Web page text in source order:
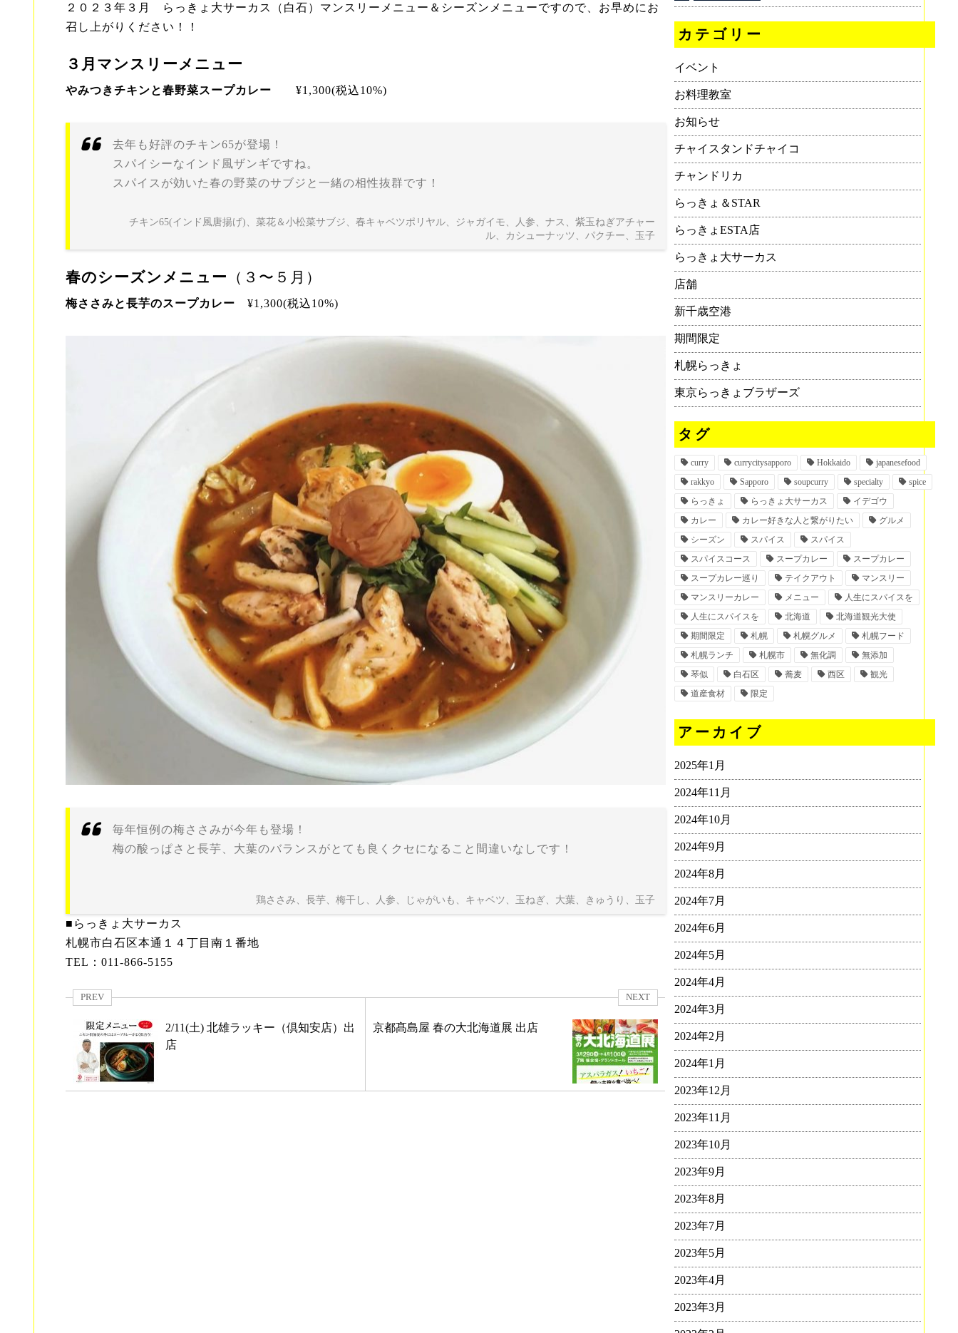
２０２３年３月 らっきょ大サーカス（白石）マンスリーメニュー＆シーズンメニューですので、お早めにお
召し上がりください！！
３月マンスリーメニュー
やみつきチキンと春野菜スープカレー ¥1,300(税込10%)
去年も好評のチキン65が登場！
スパイシーなインド風ザンギですね。
スパイスが効いた春の野菜のサブジと一緒の相性抜群です！
チキン65(インド風唐揚げ)、菜花＆小松菜サブジ、春キャベツポリヤル、ジャガイモ、人参、ナス、紫玉ねぎアチャー
ル、カシューナッツ、パクチー、玉子
春のシーズンメニュー （３〜５月）
梅ささみと長芋のスープカレー ¥1,300(税込10%)
毎年恒例の梅ささみが今年も登場！
梅の酸っぱさと長芋、大葉のバランスがとても良くクセになること間違いなしです！
鶏ささみ、長芋、梅干し、人参、じゃがいも、キャベツ、玉ねぎ、大葉、きゅうり、玉子
■らっきょ大サーカス
札幌市白石区本通１４丁目南１番地
TEL：011-866-5155
PREV
2/11(土) 北雄ラッキー（倶知安店）出
店
NEXT
京都髙島屋 春の大北海道展 出店
カテゴリー
イベント
お料理教室
お知らせ
チャイスタンドチャイコ
チャンドリカ
らっきょ＆STAR
らっきょESTA店
らっきょ大サーカス
店舗
新千歳空港
期間限定
札幌らっきょ
東京らっきょブラザーズ
タグ
curry currycitysapporo Hokkaido
japanesefood
rakkyo
Sapporo soupcurry specialty
spice
らっきょ
らっきょ大サーカス
イデゴウ
カレー
カレー好きな人と繋がりたい
グルメ
シーズン
スパイス
スパイス
スパイスコース
スープカレー
スープカレー
スープカレー巡り
テイクアウト
マンスリー
マンスリーカレー
メニュー
人生にスパイスを
人生にスパイスを
北海道
北海道観光大使
期間限定
札幌 札幌グルメ
札幌フード
札幌ランチ
札幌市 無化調
無添加
琴似
白石区 蕎麦 西区
観光
道産食材
限定
アーカイブ
2025年1月
2024年11月
2024年10月
2024年9月
2024年8月
2024年7月
2024年6月
2024年5月
2024年4月
2024年3月
2024年2月
2024年1月
2023年12月
2023年11月
2023年10月
2023年9月
2023年8月
2023年7月
2023年5月
2023年4月
2023年3月